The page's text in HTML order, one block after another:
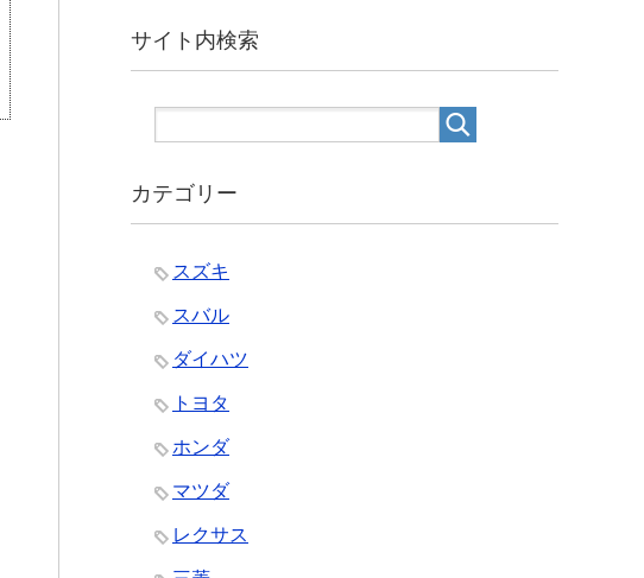
サイト内検索
カテゴリー
スズキ
スバル
ダイハツ
トヨタ
ホンダ
マツダ
レクサス